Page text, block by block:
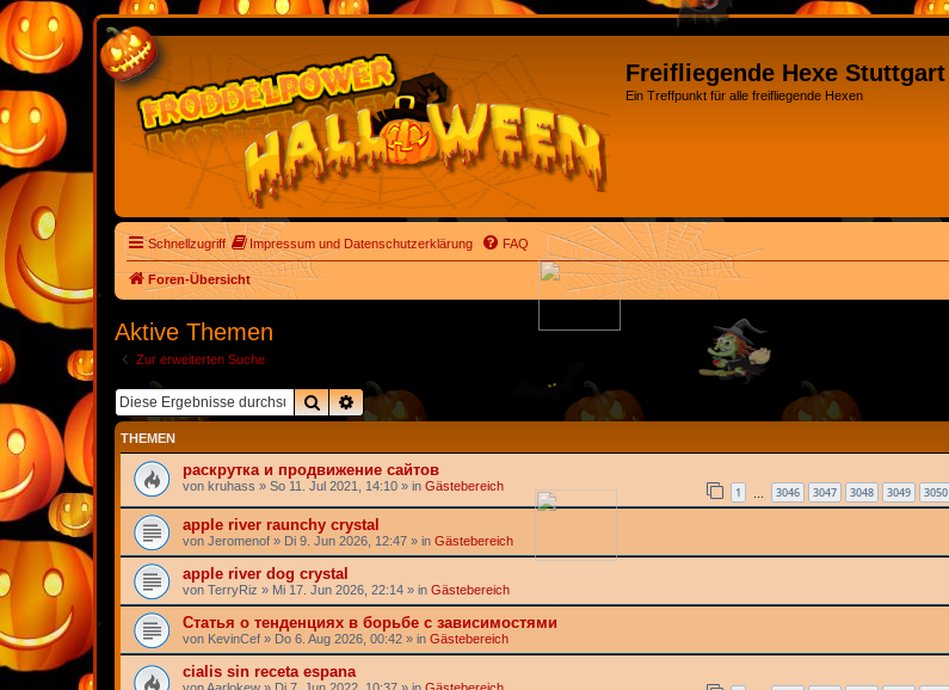
Freifliegende Hexe Stuttgart
Ein Treffpunkt für alle freifliegende Hexen
Schnellzugriff Impressum und Datenschutzerklärung FAQ
Foren-Übersicht
Aktive Themen
Zur erweiterten Suche
SucheErweiterte Suche
THEMEN
раскрутка и продвижение сайтов
von kruhass » So 11. Jul 2021, 14:10 » in Gästebereich 1 3046 3047 3048 3049 3050
apple river raunchy crystal
von Jeromenof » Di 9. Jun 2026, 12:47 » in Gästebereich
apple river dog crystal
von TerryRiz » Mi 17. Jun 2026, 22:14 » in Gästebereich
Статья о тенденциях в борьбе с зависимостями
von KevinCef » Do 6. Aug 2026, 00:42 » in Gästebereich
cialis sin receta espana